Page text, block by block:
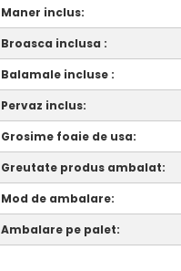
Maner inclus:
Broasca inclusa :
Balamale incluse :
Pervaz inclus:
Grosime foaie de usa:
Greutate produs ambalat:
Mod de ambalare:
Ambalare pe palet: